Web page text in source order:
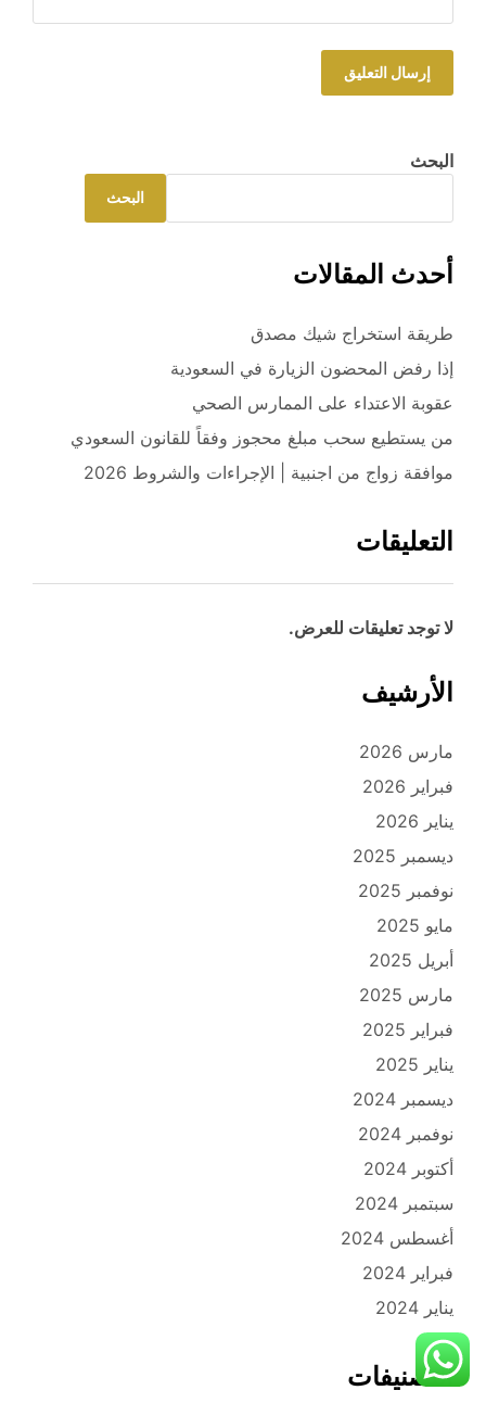
البحث
البحث
أحدث المقالات
طريقة استخراج شيك مصدق
إذا رفض المحضون الزيارة في السعودية
عقوبة الاعتداء على الممارس الصحي
من يستطيع سحب مبلغ محجوز وفقاً للقانون السعودي
موافقة زواج من اجنبية | الإجراءات والشروط 2026
التعليقات
لا توجد تعليقات للعرض.
الأرشيف
مارس 2026
فبراير 2026
يناير 2026
ديسمبر 2025
نوفمبر 2025
مايو 2025
أبريل 2025
مارس 2025
فبراير 2025
يناير 2025
ديسمبر 2024
نوفمبر 2024
أكتوبر 2024
سبتمبر 2024
أغسطس 2024
فبراير 2024
يناير 2024
التصنيفات